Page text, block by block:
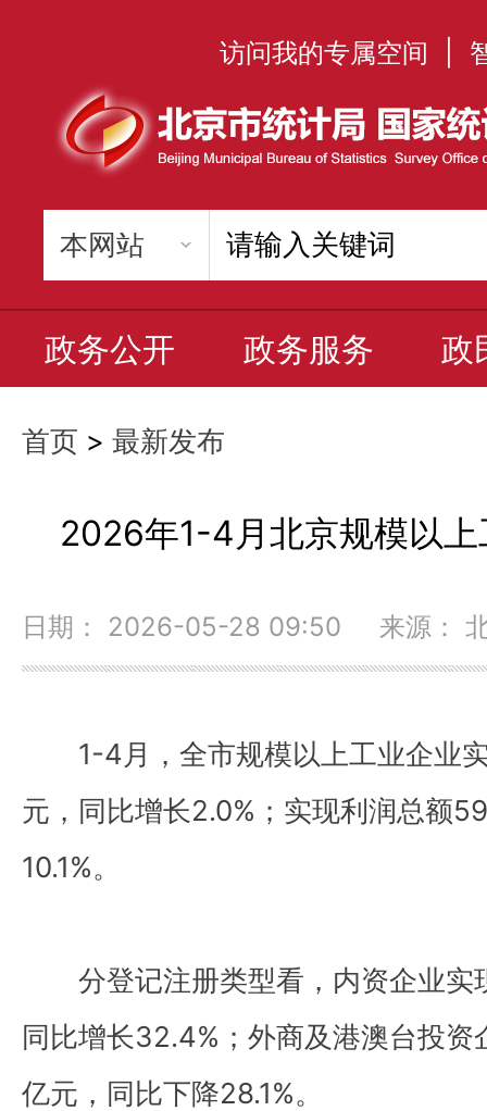
访问我的专属空间
政务公开 政务服务 政
首页 > 最新发布
2026年1-4月北京规模以
日期： 2026-05-28 09:50 来源： 北
1-4月，全市规模以上工业企业
元，同比增长2.0%；实现利润总额
10.1%。
分登记注册类型看，内资企业
同比增长32.4%；外商及港澳台投
亿元，同比下降28.1%。